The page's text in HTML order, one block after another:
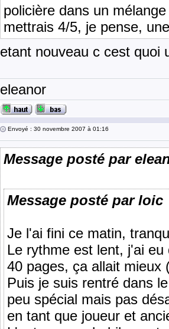
policière dans un
mettrais 4/5, je pense,
etant nouveau c cest quoi
eleanor
Envoyé : 30 novembre 2007 à 01:16
Message posté par
Message posté par loic
Je l'ai fini ce matin,
Le rythme est lent, j'ai
40 pages, ça allait mieux
Puis je suis rentré dans
peu spécial mais pas
en tant que joueur et